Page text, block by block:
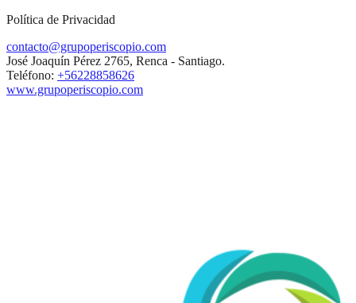
Política de Privacidad
contacto@grupoperiscopio.com
José Joaquín Pérez 2765, Renca - Santiago.
Teléfono: +56228858626
www.grupoperiscopio.com